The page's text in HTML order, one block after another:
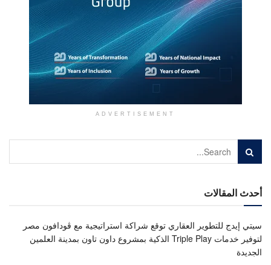
ADVERTISEMENT
أحدث المقالات
سيتي إيدج للتطوير العقاري توقع شراكة استراتيجية مع ڤودافون مصر
لتوفير خدمات Triple Play الذكية بمشروع داون تاون بمدينة العلمين
الجديدة